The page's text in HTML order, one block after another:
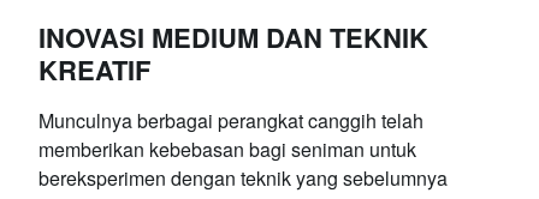
INOVASI MEDIUM DAN TEKNIK
KREATIF
Munculnya berbagai perangkat canggih telah
memberikan kebebasan bagi seniman untuk
bereksperimen dengan teknik yang sebelumnya